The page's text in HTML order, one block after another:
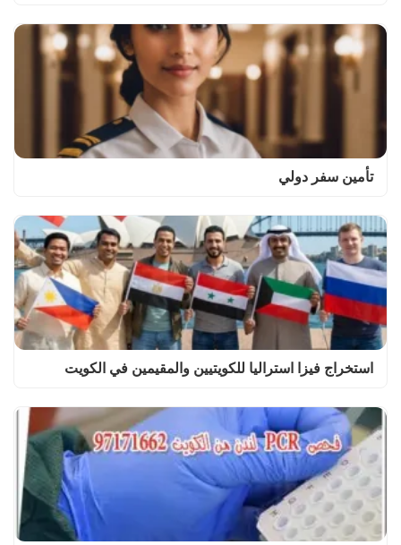
تأمين سفر دولي
استخراج فيزا استراليا للكويتيين والمقيمين في الكويت